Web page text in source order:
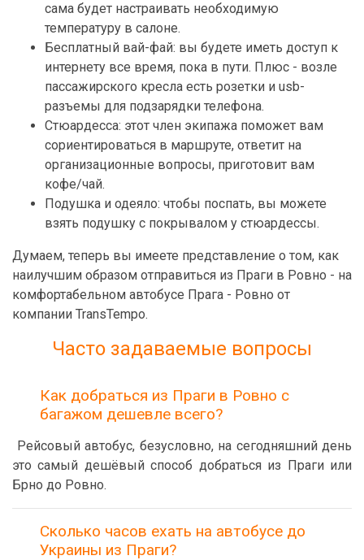
сама будет настраивать необходимую
температуру в салоне.
Бесплатный вай-фай: вы будете иметь доступ к
интернету все время, пока в пути. Плюс - возле
пассажирского кресла есть розетки и usb-
разъемы для подзарядки телефона.
Стюардесса: этот член экипажа поможет вам
сориентироваться в маршруте, ответит на
организационные вопросы, приготовит вам
кофе/чай.
Подушка и одеяло: чтобы поспать, вы можете
взять подушку с покрывалом у стюардессы.
Думаем, теперь вы имеете представление о том, как
наилучшим образом отправиться из Праги в Ровно - на
комфортабельном автобусе Прага - Ровно от
компании TransTempo.
Часто задаваемые вопросы
Как добраться из Праги в Ровно с
багажом дешевле всего?
Рейсовый автобус, безусловно, на сегодняшний день
это самый дешёвый способ добраться из Праги или
Брно до Ровно.
Сколько часов ехать на автобусе до
Украины из Праги?